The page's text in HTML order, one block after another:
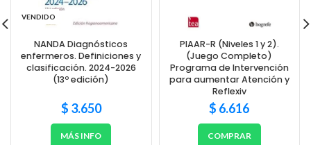
VENDIDO
NANDA Diagnósticos
enfermeros. Definiciones y
clasificación. 2024-2026
(13º edición)
$ 3.650
MÁS INFO
PIAAR-R (Niveles 1 y 2).
(Juego Completo)
Programa de Intervención
para aumentar Atención y
Reflexiv
$ 6.616
COMPRAR